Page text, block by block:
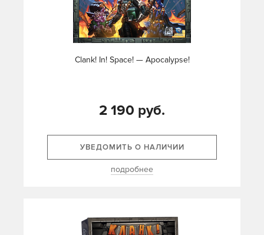
Clank! In! Space! — Apocalypse!
2 190 руб.
УВЕДОМИТЬ О НАЛИЧИИ
подробнее